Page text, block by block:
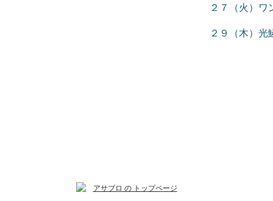
２７（火）
２９（木）